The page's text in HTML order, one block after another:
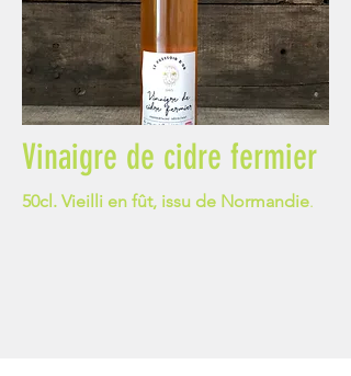
Vinaigre de cidre fermier
50cl. Vieilli en fût, issu de Normandie.